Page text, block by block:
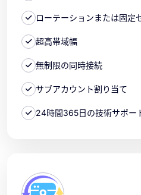
ローテーションまたは固定
超高帯域幅
無制限の同時接続
サブアカウント割り当て
24時間365日の技術サポー